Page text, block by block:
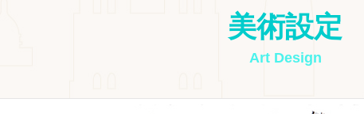
美術設定
Art Design